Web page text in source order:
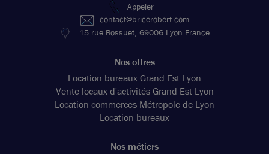
Appeler
contact@bricerobert.com
15 rue Bossuet, 69006 Lyon France
Nos offres
Location bureaux Grand Est Lyon
Vente locaux d'activités Grand Est Lyon
Location commerces Métropole de Lyon
Location bureaux
Nos métiers